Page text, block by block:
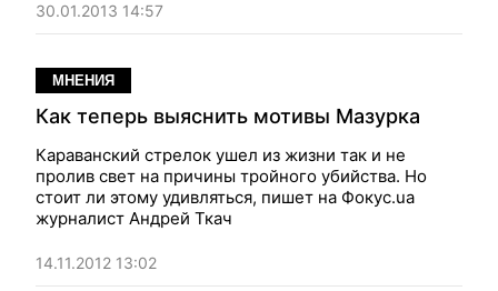
30.01.2013 14:57
МНЕНИЯ
Как теперь выяснить мотивы Мазурка
Караванский стрелок ушел из жизни так и не
пролив свет на причины тройного убийства. Но
стоит ли этому удивляться, пишет на Фокус.ua
журналист Андрей Ткач
14.11.2012 13:02